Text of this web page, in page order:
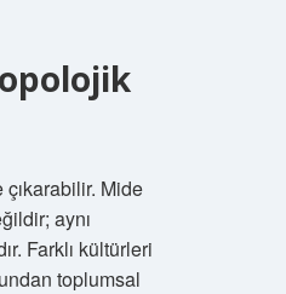
Mide
aynı
Farklı kültürleri
toplumsal